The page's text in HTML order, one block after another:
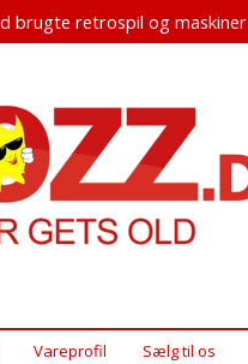
brugte retrospil og maskiner
Vareprofil Sælg til os